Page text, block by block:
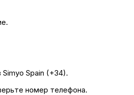
Spain (+34).
номер телефона.